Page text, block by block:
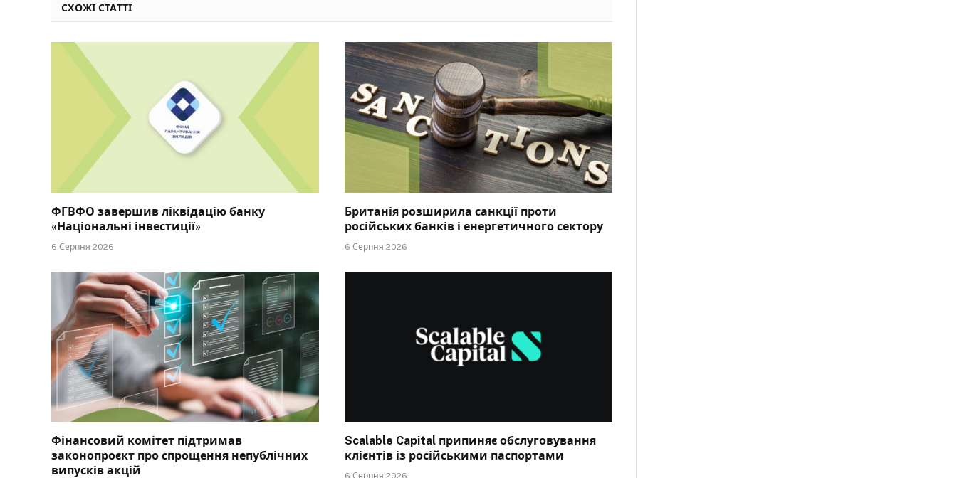
СХОЖІ СТАТТІ
ФГВФО завершив ліквідацію банку
«Національні інвестиції»
6 Серпня 2026
Британія розширила санкції проти
російських банків і енергетичного сектору
6 Серпня 2026
Фінансовий комітет підтримав
законопроєкт про спрощення непублічних
випусків акцій
Scalable Capital припиняє обслуговування
клієнтів із російськими паспортами